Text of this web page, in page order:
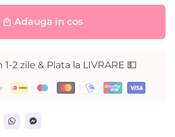
local_mall Adauga in cos
1-2 zile & Plata la LIVRARE 💵